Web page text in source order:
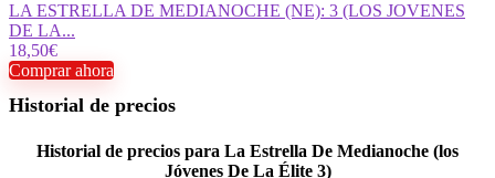
LA ESTRELLA DE MEDIANOCHE (NE): 3 (LOS JOVENES
DE LA...
18,50€
Comprar ahora
Historial de precios
Historial de precios para La Estrella De Medianoche (los
Jóvenes De La Élite 3)